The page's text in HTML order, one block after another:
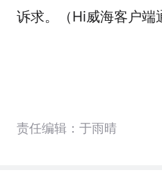
诉求。（Hi威海客户端
责任编辑：于雨晴